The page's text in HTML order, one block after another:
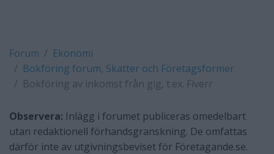
Forum
Ekonomi
Bokföring forum, Skatter och Företagsformer
Bokföring av inkomst från gig, t.ex. Fiverr
Observera: Inlägg i forumet publiceras omedelbart
utan redaktionell förhandsgranskning. De omfattas
därför inte av utgivningsbeviset för Företagande.se.